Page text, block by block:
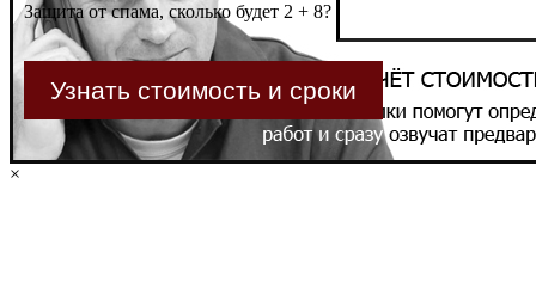
Защита от спама, сколько будет 2 + 8?
×